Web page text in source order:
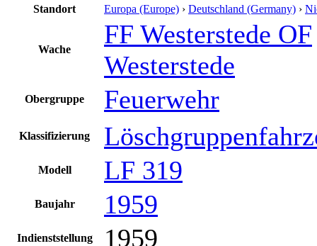
Standort Europa (Europe) › Deutschland (Germany) ›
Wache
FF Westerstede OF
Westerstede
Obergruppe Feuerwehr
Klassifizierung
Modell LF 319
Baujahr 1959
Indienststellung
1959